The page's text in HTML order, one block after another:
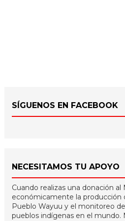
SÍGUENOS EN FACEBOOK
NECESITAMOS TU APOYO
Cuando realizas una donación al
económicamente la producción
Pueblo Wayuu y el monitoreo
pueblos indígenas en el mundo.